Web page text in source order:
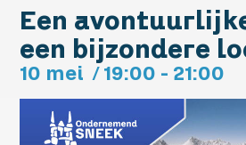
Een
een bijzondere
10 mei / 19:00 - 21:00